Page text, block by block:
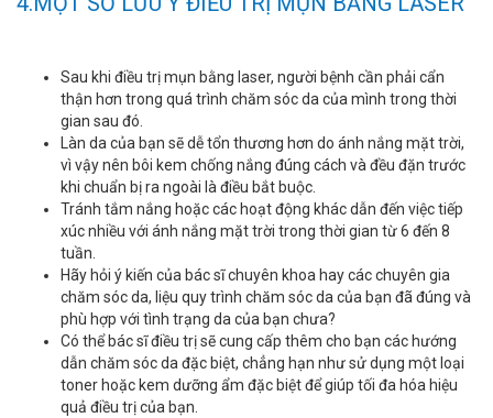
Sau khi điều trị mụn bằng laser, người bệnh cần phải cẩn
thận hơn trong quá trình chăm sóc da của mình trong thời
gian sau đó.
Làn da của bạn sẽ dễ tổn thương hơn do ánh nắng mặt trời,
vì vậy nên bôi kem chống nắng đúng cách và đều đặn trước
khi chuẩn bị ra ngoài là điều bắt buộc.
Tránh tắm nắng hoặc các hoạt động khác dẫn đến việc tiếp
xúc nhiều với ánh nắng mặt trời trong thời gian từ 6 đến 8
tuần.
Hãy hỏi ý kiến của bác sĩ chuyên khoa hay các chuyên gia
chăm sóc da, liệu quy trình chăm sóc da của bạn đã đúng và
phù hợp với tình trạng da của bạn chưa?
Có thể bác sĩ điều trị sẽ cung cấp thêm cho bạn các hướng
dẫn chăm sóc da đặc biệt, chẳng hạn như sử dụng một loại
toner hoặc kem dưỡng ẩm đặc biệt để giúp tối đa hóa hiệu
quả điều trị của bạn.